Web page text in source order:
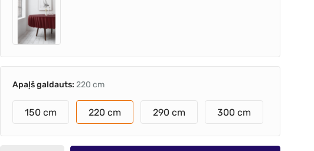
Apaļš galdauts: 220 cm
150 cm 220 cm 290 cm 300 cm